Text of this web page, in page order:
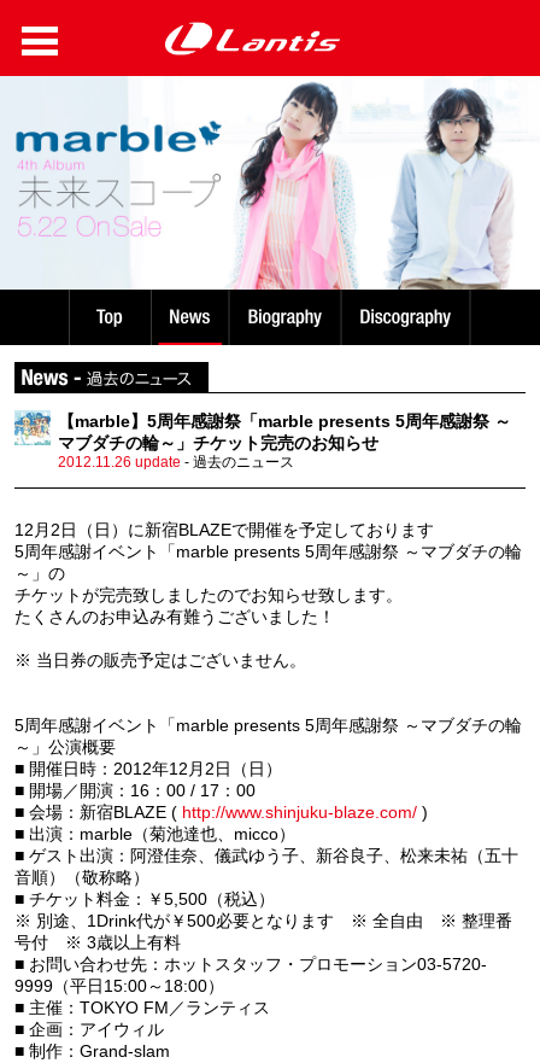
【marble】5周年感謝祭「marble presents 5周年感謝祭 ～
マブダチの輪～」チケット完売のお知らせ
2012.11.26 update - 過去のニュース
12月2日（日）に新宿BLAZEで開催を予定しております
5周年感謝イベント「marble presents 5周年感謝祭 ～マブダチの輪
～」の
チケットが完売致しましたのでお知らせ致します。
たくさんのお申込み有難うございました！
※ 当日券の販売予定はございません。
5周年感謝イベント「marble presents 5周年感謝祭 ～マブダチの輪
～」公演概要
■ 開催日時：2012年12月2日（日）
■ 開場／開演：16：00 / 17：00
■ 会場：新宿BLAZE ( http://www.shinjuku-blaze.com/)
■ 出演：marble（菊池達也、micco）
■ ゲスト出演：阿澄佳奈、儀武ゆう子、新谷良子、松来未祐（五十
音順）（敬称略）
■ チケット料金：￥5,500（税込）
※ 別途、1Drink代が￥500必要となります ※ 全自由 ※ 整理番
号付 ※ 3歳以上有料
■ お問い合わせ先：ホットスタッフ・プロモーション03-5720-
9999（平日15:00～18:00）
■ 主催：TOKYO FM／ランティス
■ 企画：アイウィル
■ 制作：Grand-slam